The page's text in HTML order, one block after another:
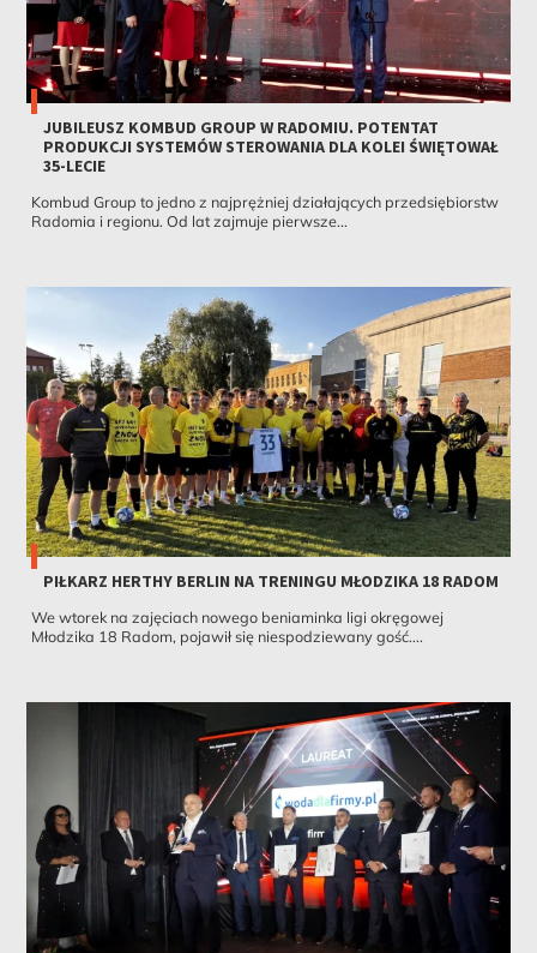
JUBILEUSZ KOMBUD GROUP W RADOMIU. POTENTAT
PRODUKCJI SYSTEMÓW STEROWANIA DLA KOLEI ŚWIĘTOWAŁ
35-LECIE
Kombud Group to jedno z najprężniej działających przedsiębiorstw
Radomia i regionu. Od lat zajmuje pierwsze...
PIŁKARZ HERTHY BERLIN NA TRENINGU MŁODZIKA 18 RADOM
We wtorek na zajęciach nowego beniaminka ligi okręgowej
Młodzika 18 Radom, pojawił się niespodziewany gość....